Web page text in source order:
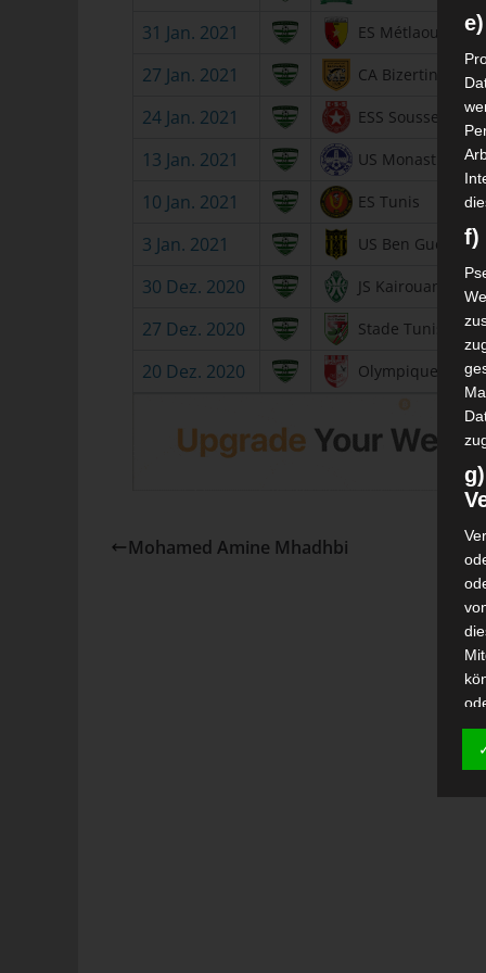
31 Jan. 2021
ES Métlaoui
27 Jan. 2021
CA Bizertin
24 Jan. 2021
ESS Sousse
13 Jan. 2021
US Monastir
10 Jan. 2021
ES Tunis
3 Jan. 2021
US Ben Guerdane
30 Dez. 2020
JS Kairouan
27 Dez. 2020
Stade Tunisien
20 Dez. 2020
Olympique Béjà
Mohamed Amine Mhadhbi
f)